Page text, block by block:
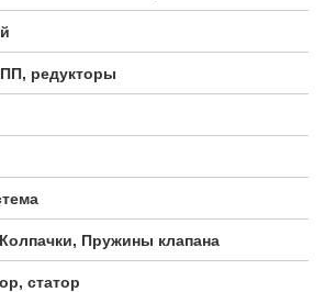
редукторы
Пружины клапана
статор